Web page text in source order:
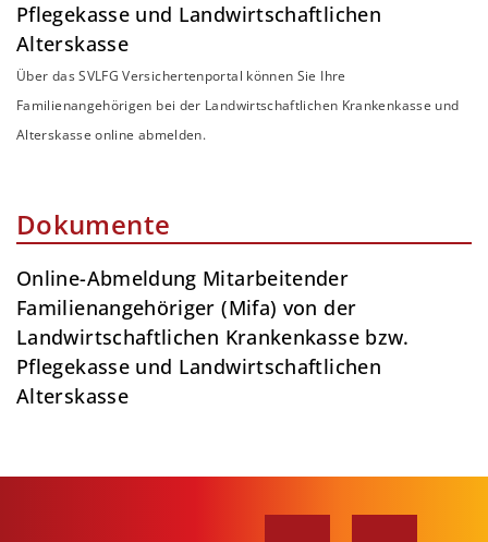
Pflegekasse und Landwirtschaftlichen
Alterskasse
Über das SVLFG Versichertenportal können Sie Ihre
Familienangehörigen bei der Landwirtschaftlichen Krankenkasse und
Alterskasse online abmelden.
Dokumente
Online-Abmeldung Mitarbeitender
Familienangehöriger (Mifa) von der
Landwirtschaftlichen Krankenkasse bzw.
Pflegekasse und Landwirtschaftlichen
Alterskasse